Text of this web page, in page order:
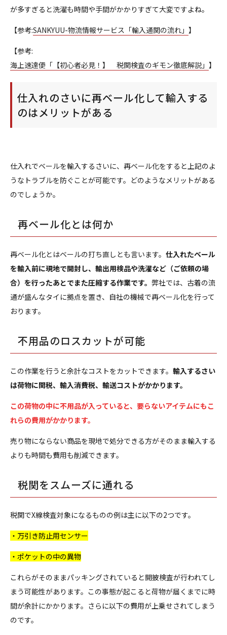
が多すぎると洗濯も時間や手間がかかりすぎて大変ですよね。
【参考:SANKYUU-物流情報サービス「輸入通関の流れ」 】
【参考:
海上速達便「【初心者必見！】 税関検査のギモン徹底解説」 】
仕入れのさいに再ベール化して輸入する
のはメリットがある
仕入れでベールを輸入するさいに、再ベール化をすると上記のよ
うなトラブルを防ぐことが可能です。どのようなメリットがある
のでしょうか。
再ベール化とは何か
再ベール化とはベールの打ち直しとも言います。 仕入れたベール
を輸入前に現地で開封し、輸出用検品や洗濯など（ご依頼の場
合）を行ったあとでまた圧縮する作業です。 弊社では、古着の流
通が盛んなタイに拠点を置き、自社の機械で再ベール化を行って
おります。
不用品のロスカットが可能
この作業を行うと余計なコストをカットできます。 輸入するさい
は荷物に関税、輸入消費税、輸送コストがかかります。
この荷物の中に不用品が入っていると、要らないアイテムにもこ
れらの費用がかかります。
売り物にならない商品を現地で処分できる方がそのまま輸入する
よりも時間も費用も削減できます。
税関をスムーズに通れる
税関でX線検査対象になるものの例は主に以下の2つです。
・万引き防止用センサー
・ポケットの中の異物
これらがそのままパッキングされていると開披検査が行われてし
まう可能性があります。この事態が起こると荷物が届くまでに時
間が余計にかかります。さらに以下の費用が上乗せされてしまう
のです。